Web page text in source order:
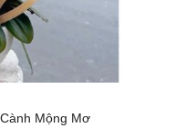
Mộng Mơ